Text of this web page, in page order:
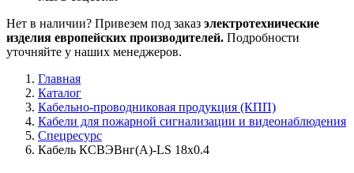
Нет в наличии? Привезем под заказ электротехнические
изделия европейских производителей. Подробности
уточняйте у наших менеджеров.
Главная
Каталог
Кабельно-проводниковая продукция (КПП)
Кабели для пожарной сигнализации и видеонаблюдения
Спецресурс
Кабель КСВЭВнг(A)-LS 18x0.4